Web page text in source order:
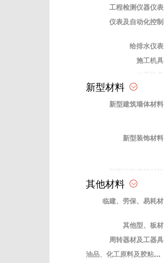
动力机械
钻探及地下工程机械
工程检测仪器仪表
仪表及自动化控制
给排水仪表
施工机具
电动工具
试验仪器
新型材料
新型建筑墙体材料
新型装饰材料
新型有机材料
新型金属建筑材料
其他材料
临建、劳保、易耗材
其他型、板材
周转器材及工器具
油品、化工原料及胶粘材料